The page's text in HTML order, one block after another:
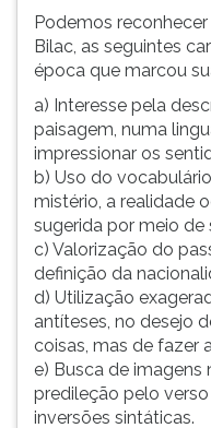
Podemos
Bilac, as seguintes
época que marcou
a) Interesse pela
paisagem, numa
impressionar os
b) Uso do
mistério, a realidade
sugerida por meio de
c) Valorização do
definição da
d) Utilização
antíteses, no desejo
coisas, mas de fazer
e) Busca de imagens
predileção pelo
inversões sintáticas.